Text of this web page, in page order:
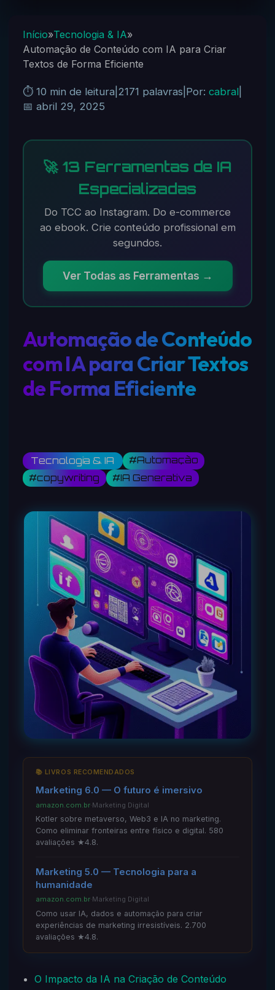
Início»Tecnologia & IA»
Automação de Conteúdo com IA para Criar
Textos de Forma Eficiente
⏱️ 10 min de leitura 2171 palavras Por: cabral|
📅 abril 29, 2025
🚀 13 Ferramentas de IA
Especializadas
Do TCC ao Instagram. Do e-commerce
ao ebook. Crie conteúdo profissional em
segundos.
Ver Todas as Ferramentas →
Automação de Conteúdo
com IA para Criar Textos
de Forma Eficiente
Tecnologia & IA
#Automação
#copywriting
#IA Generativa
📚 LIVROS RECOMENDADOS
Marketing 6.0 — O futuro é imersivo
amazon.com.br·Marketing Digital
Kotler sobre metaverso, Web3 e IA no marketing.
Como eliminar fronteiras entre físico e digital. 580
avaliações ★4.8.
Marketing 5.0 — Tecnologia para a
humanidade
amazon.com.br·Marketing Digital
Como usar IA, dados e automação para criar
experiências de marketing irresistíveis. 2.700
avaliações ★4.8.
O Impacto da IA na Criação de Conteúdo